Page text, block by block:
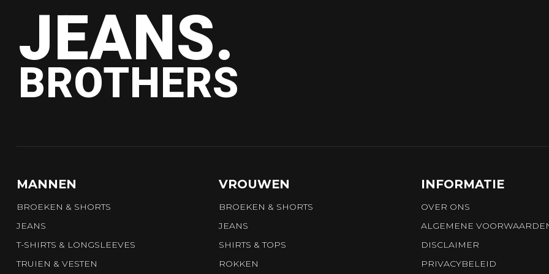
JEANS.
BROTHERS
MANNEN
BROEKEN & SHORTS
JEANS
T-SHIRTS & LONGSLEEVES
TRUIEN & VESTEN
VROUWEN
BROEKEN & SHORTS
JEANS
SHIRTS & TOPS
ROKKEN
INFORMATIE
OVER ONS
ALGEMENE
DISCLAIMER
PRIVACYBELEID